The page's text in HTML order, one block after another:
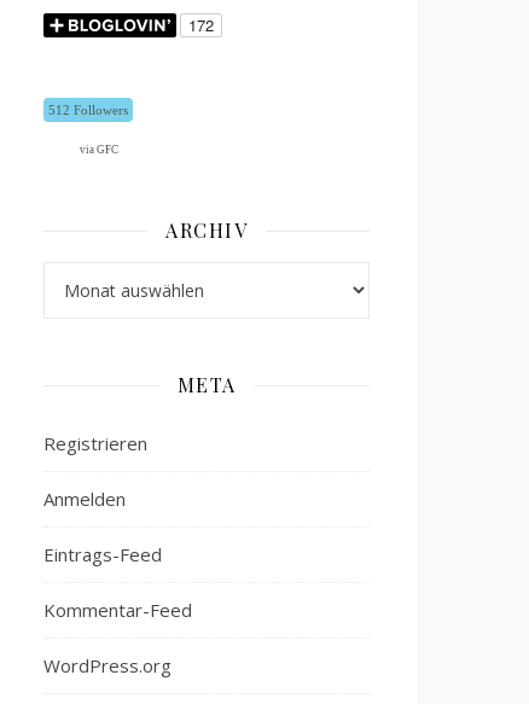
512 Followers
via GFC
ARCHIV
META
Registrieren
Anmelden
Eintrags-Feed
Kommentar-Feed
WordPress.org